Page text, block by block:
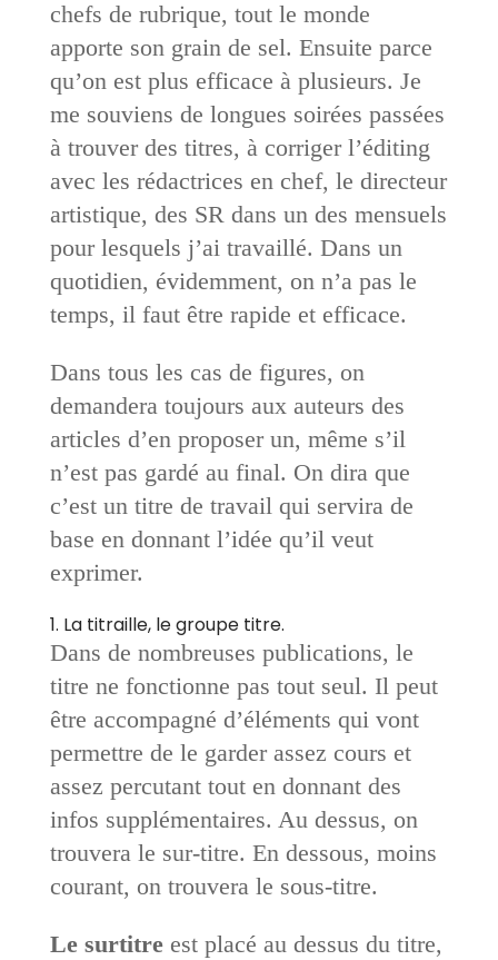
chefs de rubrique, tout le monde
apporte son grain de sel. Ensuite parce
qu’on est plus efficace à plusieurs. Je
me souviens de longues soirées passées
à trouver des titres, à corriger l’éditing
avec les rédactrices en chef, le directeur
artistique, des SR dans un des mensuels
pour lesquels j’ai travaillé. Dans un
quotidien, évidemment, on n’a pas le
temps, il faut être rapide et efficace.
Dans tous les cas de figures, on
demandera toujours aux auteurs des
articles d’en proposer un, même s’il
n’est pas gardé au final. On dira que
c’est un titre de travail qui servira de
base en donnant l’idée qu’il veut
exprimer.
1. La titraille, le groupe titre.
Dans de nombreuses publications, le
titre ne fonctionne pas tout seul. Il peut
être accompagné d’éléments qui vont
permettre de le garder assez cours et
assez percutant tout en donnant des
infos supplémentaires. Au dessus, on
trouvera le sur-titre. En dessous, moins
courant, on trouvera le sous-titre.
Le surtitreest placé au dessus du titre,